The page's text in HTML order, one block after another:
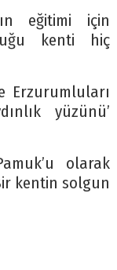
eğitimi için
kenti hiç
Erzurumluları
yüzünü’
olarak
kentin solgun